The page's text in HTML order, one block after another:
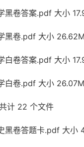
黑卷答案.pdf 大小
黑卷.pdf 大小
白卷答案.pdf 大小
白卷.pdf 大小 26.07M
计 22 个文件
黑卷答题卡.pdf 大小